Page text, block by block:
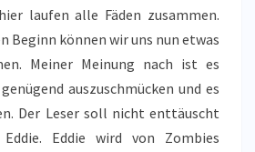
laufen alle Fäden zusammen.
Beginn können wir uns nun etwas
Meiner Meinung nach ist es
auszuschmücken und es
Der Leser soll nicht enttäuscht
Eddie wird von Zombies